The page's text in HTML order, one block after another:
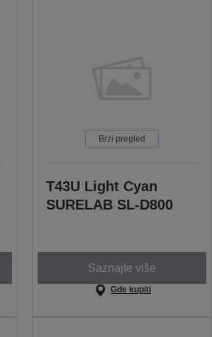
Brzi pregled
T43U Light Cyan
SURELAB SL-D800
Saznajte više
Gde kupiti